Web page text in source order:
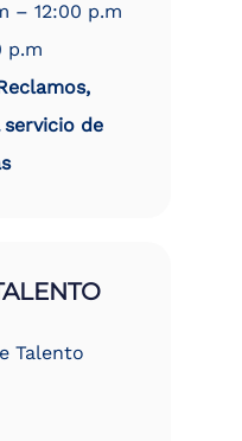
– 12:00 p.m
p.m
de
Talento